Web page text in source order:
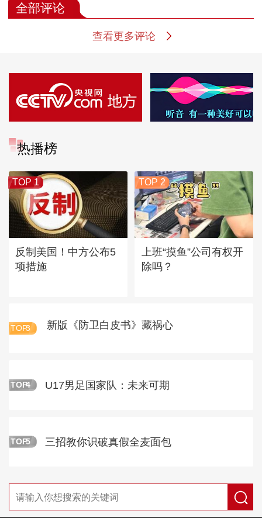
全部评论
查看更多评论
热播榜
TOP 1
反制美国！中方公布5
项措施
TOP 2
上班“摸鱼”公司有权开
除吗？
TOP3 新版《防卫白皮书》藏祸心
TOP4 U17男足国家队：未来可期
TOP5 三招教你识破真假全麦面包